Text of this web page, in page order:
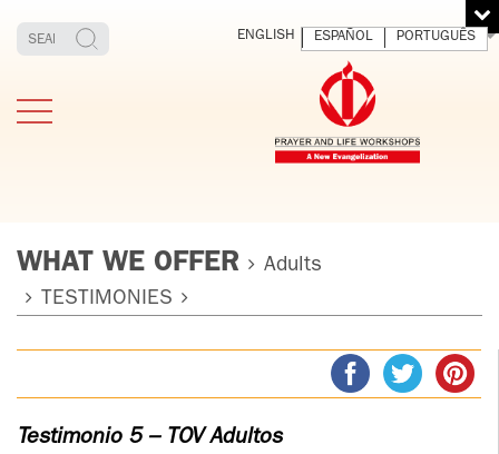
YOUNG ADULTS
LARRAÑAGA
AND LIVING
ENGLISH ESPAÑOL PORTUGUÊS
WHAT WE OFFER
Adults
TESTIMONIES
Testimonio 5 – TOV Adultos